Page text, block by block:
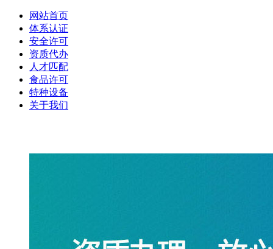
网站首页
体系认证
安全许可
资质代办
人才匹配
食品许可
特种设备
关于我们